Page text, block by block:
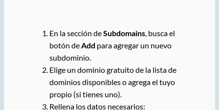
En la sección deSubdomains, busca el
botón deAdd para agregar un nuevo
subdominio.
Elige un dominio gratuito de la lista de
dominios disponibles o agrega el tuyo
propio (si tienes uno).
Rellena los datos necesarios: